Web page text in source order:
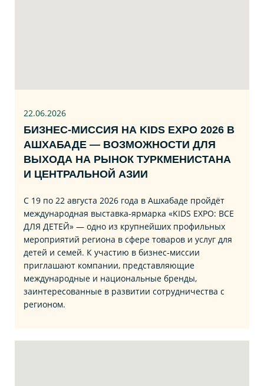
22.06.2026
БИЗНЕС‑МИССИЯ НА KIDS EXPO 2026 В
АШХАБАДЕ — ВОЗМОЖНОСТИ ДЛЯ
ВЫХОДА НА РЫНОК ТУРКМЕНИСТАНА
И ЦЕНТРАЛЬНОЙ АЗИИ
С 19 по 22 августа 2026 года в Ашхабаде пройдёт
международная выставка‑ярмарка «KIDS EXPO: ВСЕ
ДЛЯ ДЕТЕЙ» — одно из крупнейших профильных
мероприятий региона в сфере товаров и услуг для
детей и семей. К участию в бизнес‑миссии
приглашают компании, представляющие
международные и национальные бренды,
заинтересованные в развитии сотрудничества с
регионом.